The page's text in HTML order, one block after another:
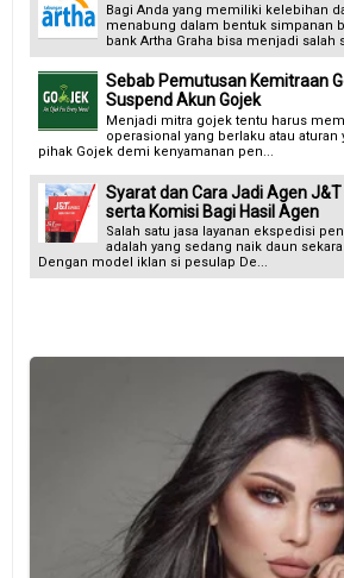
Bagi Anda yang memiliki kelebihan
menabung dalam bentuk simpanan
bank Artha Graha bisa menjadi salah
Sebab Pemutusan Kemitraan
Suspend Akun Gojek
Menjadi mitra gojek tentu harus
operasional yang berlaku atau aturan
pihak Gojek demi kenyamanan pen...
Syarat dan Cara Jadi Agen
serta Komisi Bagi Hasil Agen
Salah satu jasa layanan ekspedisi
adalah yang sedang naik daun
Dengan model iklan si pesulap De...